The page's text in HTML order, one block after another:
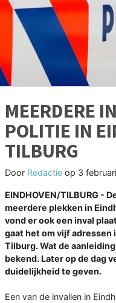
MEERDERE
POLITIE IN
TILBURG
Door Redactie op 3
EINDHOVEN/TILBURG -
meerdere plekken in
vond er ook een inval
gaat het om vijf adressen
Tilburg. Wat de
bekend. Later op de dag
duidelijkheid te geven.
Een van de invallen in